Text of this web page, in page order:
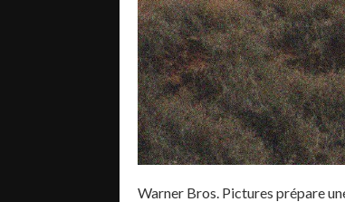
Warner Bros. Pictures prépare